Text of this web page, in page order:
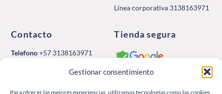
Gestionar consentimiento
Para ofrecer las mejores experiencias, utilizamos tecnologías como las cookies
Línea corporativa 3138163971
Contacto
Telefono+57 3138163971
Tienda segura
Aceptamos Pagos